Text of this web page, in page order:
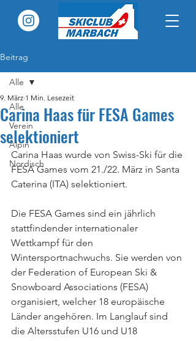
Beitrag
Alle
Verein
Alpin
Nordisch
Alle
Carina Haas für FESA Games
selektioniert
9. März 1 Min. Lesezeit
Carina Haas wurde von Swiss-Ski für die
FESA Games vom 21./22. März in Santa
Caterina (ITA) selektioniert.
Die FESA Games sind ein jährlich
stattfindender internationaler
Wettkampf für den
Wintersportnachwuchs. Sie werden von
der Federation of European Ski &
Snowboard Associations (FESA)
organisiert, welcher 18 europäische
Länder angehören. Im Langlauf sind
die Altersstufen U16 und U18